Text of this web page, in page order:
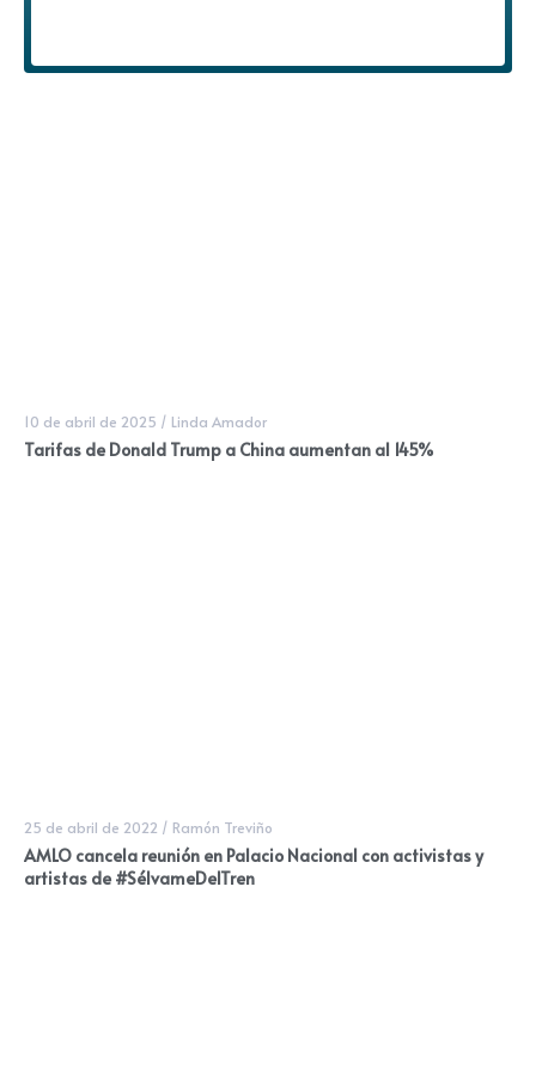
10 de abril de 2025 / Linda Amador
Tarifas de Donald Trump a China aumentan al 145%
25 de abril de 2022 / Ramón Treviño
AMLO cancela reunión en Palacio Nacional con activistas y
artistas de #SélvameDelTren